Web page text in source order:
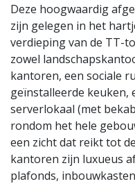
Deze hoogwaardig
zijn gelegen in het
verdieping van de TT-
zowel
kantoren, een sociale
geïnstalleerde keuken,
serverlokaal (met
rondom het hele
een zicht dat reikt tot
kantoren zijn luxueus
plafonds,